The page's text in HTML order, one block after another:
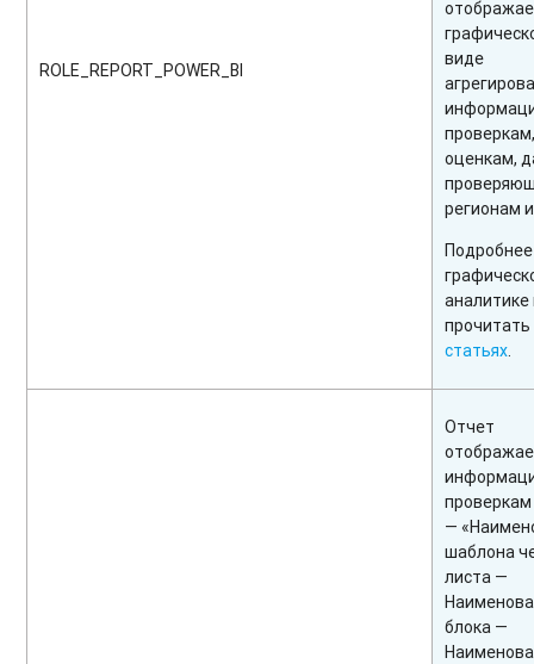
ROLE_REPORT_POWER_BI
виде
оценкам,
регионам
прочитать
статьях.
Отчет
—
шаблона
листа —
блока —